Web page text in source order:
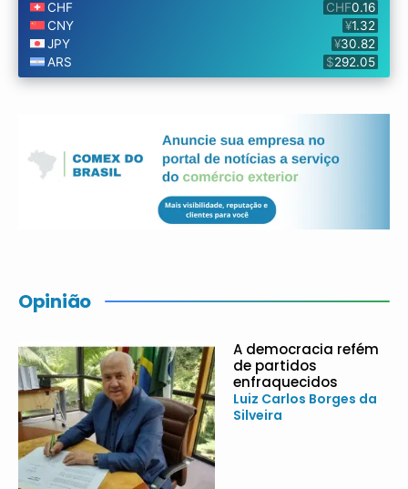
Opinião
A democracia refém
de partidos
enfraquecidos
Luiz Carlos Borges da
Silveira